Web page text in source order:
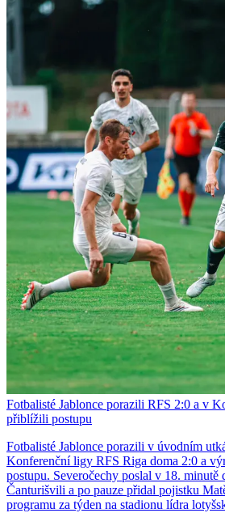
Fotbalisté Jablonce porazili RFS 2:0 a v
přiblížili postupu
Fotbalisté Jablonce porazili v úvodním
Konferenční ligy RFS Riga doma 2:0 a
postupu. Severočechy poslal v 18. minutě
Čanturišvili a po pauze přidal pojistku
programu za týden na stadionu lídra